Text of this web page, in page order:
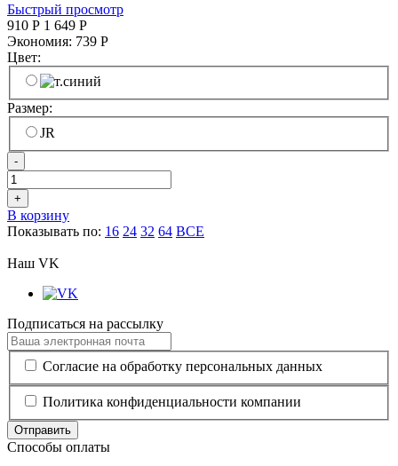
Быстрый просмотр
910 Р 1 649 Р
Экономия: 739 Р
Цвет:
Размер:
JR
-
+
В корзину
Показывать по: 16 24 32 64 ВСЕ
Наш VK
Подписаться на рассылку
Согласие на обработку персональных данных
Политика конфиденциальности компании
Отправить
Способы оплаты